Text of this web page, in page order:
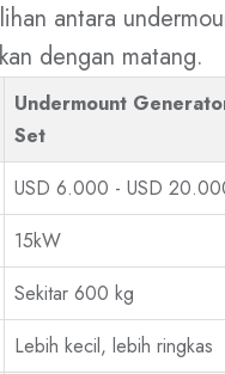
antara
dengan matang.
Undermount
Set
USD 6.000 - USD
15kW
Sekitar 600 kg
Lebih kecil, lebih ringkas